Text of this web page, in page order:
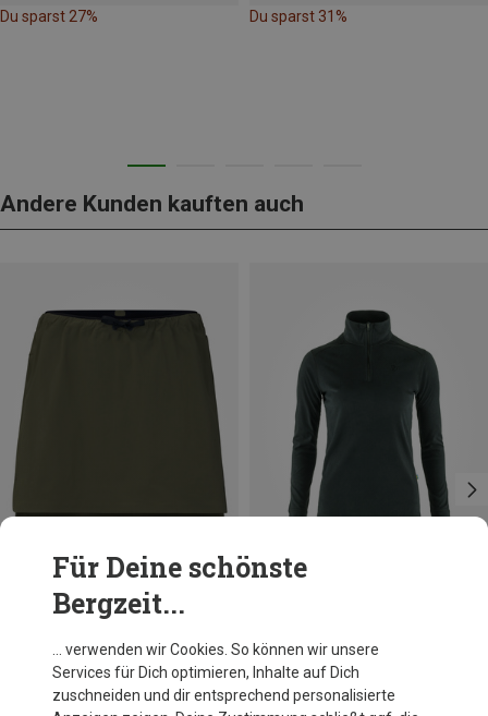
Du sparst 27% Du sparst 31%
Andere Kunden kauften auch
Damen Senja Flex1 Rock
138,95 €
S M L
Für Deine schönste
Bergzeit...
… verwenden wir Cookies. So können wir unsere
Services für Dich optimieren, Inhalte auf Dich
zuschneiden und dir entsprechend personalisierte